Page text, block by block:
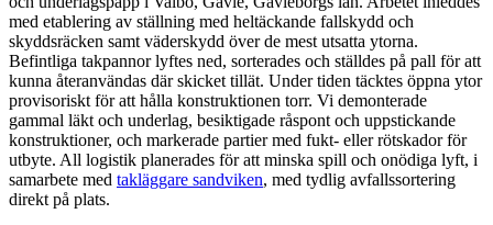
med etablering av ställning med heltäckande fallskydd och
skyddsräcken samt väderskydd över de mest utsatta ytorna.
Befintliga takpannor lyftes ned, sorterades och ställdes på pall för att
kunna återanvändas där skicket tillät. Under tiden täcktes öppna ytor
provisoriskt för att hålla konstruktionen torr. Vi demonterade
gammal läkt och underlag, besiktigade råspont och uppstickande
konstruktioner, och markerade partier med fukt- eller rötskador för
utbyte. All logistik planerades för att minska spill och onödiga lyft, i
samarbete med takläggare sandviken, med tydlig avfallssortering
direkt på plats.